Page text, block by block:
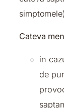
Cateva
in
de